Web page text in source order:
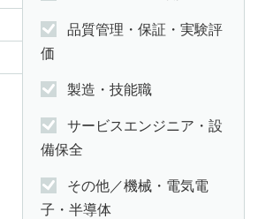
品質管理・保証・実験評
価
製造・技能職
サービスエンジニア・設
備保全
その他／機械・電気電
子・半導体